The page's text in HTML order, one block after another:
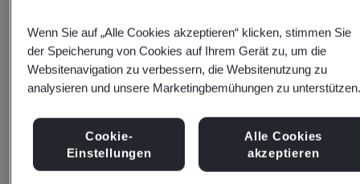
Vertrauenswürdige
Zertifizierung für zuverlässige
Schwimmhilfen und
Wenn Sie auf „Alle Cookies akzeptieren“ klicken, stimmen Sie
der Speicherung von Cookies auf Ihrem Gerät zu, um die
Websitenavigation zu verbessern, die Websitenutzung zu
analysieren und unsere Marketingbemühungen zu
Cookie-
Einstellungen
Alle Cookies
akzeptieren